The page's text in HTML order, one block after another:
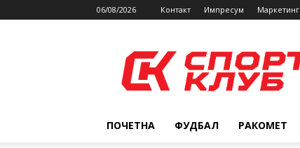
06/08/2026 Контакт Импресум Маркетинг
ПОЧЕТНА ФУДБАЛ РАКОМЕТ